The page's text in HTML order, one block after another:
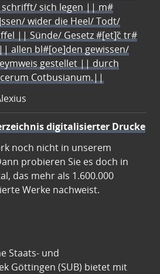
schrifft/ sich legen || m#
wider die Heel/ Todt/
|| Sünde/ Gesetz #[et]c̃ tr#
allen bl#[oe]den gewissen/
gestellet || durch
Cotbusianum.||
digitalisierter Drucke
noch nicht in unserem
probieren Sie es doch in
das mehr als 1.600.000
Werke nachweist.
Staats- und
Göttingen (SUB) bietet mit